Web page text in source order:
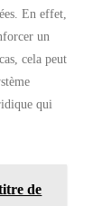
En effet,
un
cela peut
qui
de